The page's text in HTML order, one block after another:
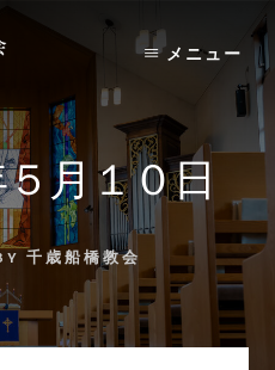
メニュー
月１０日
千歳船橋教会